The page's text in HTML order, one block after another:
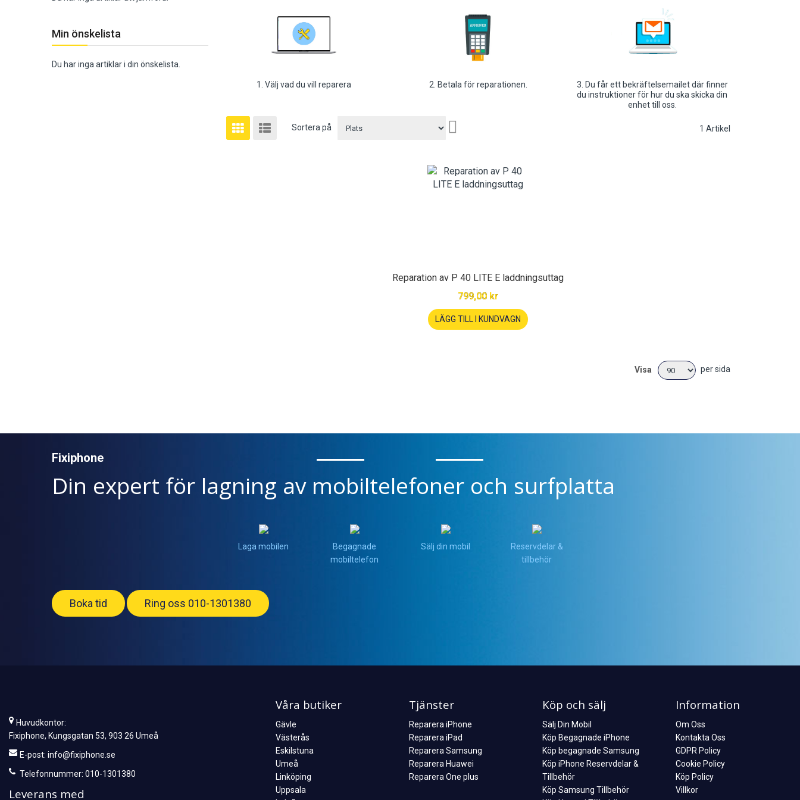
Min önskelista
Du har inga artiklar i din önskelista.
1. Välj vad du vill reparera 2. Betala för reparationen.
3. Du får ett bekräftelsemailet där finner
du instruktioner för hur du ska skicka din
enhet till oss.
Visa
som
RutnätListvy 1 Artikel
Sortera på
sortering
Reparation av P 40 LITE E laddningsuttag
799,00 kr
LÄGG TILL I KUNDVAGN
Visa per sida
Fixiphone
Din expert för lagning av mobiltelefoner och surfplatta
Laga mobilen
Begagnade
mobiltelefon
Sälj din mobil
Reservdelar &
tillbehör
Boka tid Ring oss 010-1301380
Huvudkontor:
Fixiphone, Kungsgatan 53, 903 26 Umeå
E-post: info@fixiphone.se
Telefonnummer: 010-1301380
Leverans med
Våra butiker
Gävle
Västerås
Eskilstuna
Umeå
Linköping
Uppsala
Tjänster
Reparera iPhone
Reparera iPad
Reparera Samsung
Reparera Huawei
Reparera One plus
Köp och sälj
Sälj Din Mobil
Köp Begagnade iPhone
Köp begagnade Samsung
Köp iPhone Reservdelar &
Tillbehör
Köp Samsung Tillbehör
Information
Om Oss
Kontakta Oss
GDPR Policy
Cookie Policy
Köp Policy
Villkor